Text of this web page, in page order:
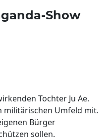
Show
Tochter Ju Ae.
militärischen Umfeld mit.
Bürger
sollen.